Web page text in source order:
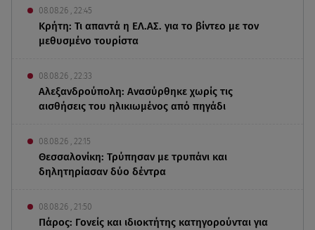
08.08.26 , 22:45
Κρήτη: Τι απαντά η ΕΛ.ΑΣ. για το βίντεο με τον
μεθυσμένο τουρίστα
08.08.26 , 22:33
Αλεξανδρούπολη: Ανασύρθηκε χωρίς τις
αισθήσεις του ηλικιωμένος από πηγάδι
08.08.26 , 22:15
Θεσσαλονίκη: Τρύπησαν με τρυπάνι και
δηλητηρίασαν δύο δέντρα
08.08.26 , 21:50
Πάρος: Γονείς και ιδιοκτήτης κατηγορούνται για